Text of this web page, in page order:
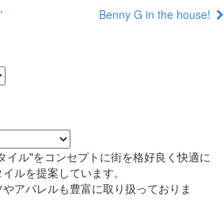
Benny G in the house!
イル"をコンセプトに街を格好良く快適に
ルを提案しています。
アパレルも豊富に取り扱っておりま